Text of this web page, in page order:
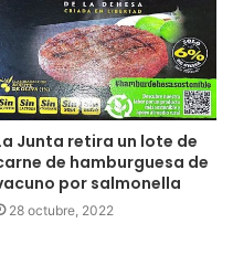
Junta retira un lote de
de hamburguesa de
por salmonella
28 octubre, 2022